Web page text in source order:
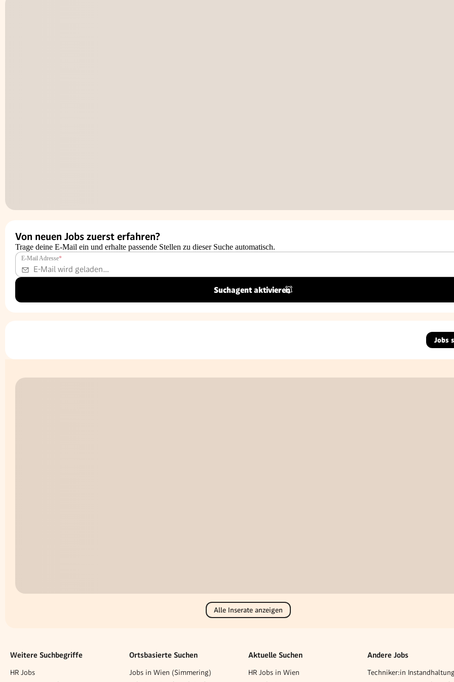
Von neuen Jobs zuerst erfahren?
Trage deine E-Mail ein und erhalte passende Stellen zu dieser Suche automatisch.
E-Mail Adresse*
Suchagent aktivieren
Jobs
Alle Inserate anzeigen
Weitere Suchbegriffe
HR Jobs
Ortsbasierte Suchen
Jobs in Wien (Simmering)
Aktuelle Suchen
HR Jobs in Wien
Andere Jobs